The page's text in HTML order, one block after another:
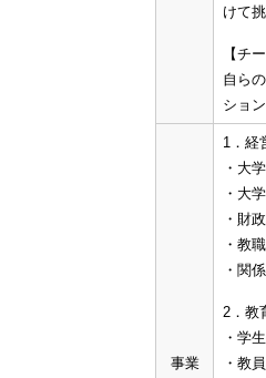
けて
【チ
自ら
ショ
事業
1．経
・大
・大
・財
・教
・関
2．教
・学
・教